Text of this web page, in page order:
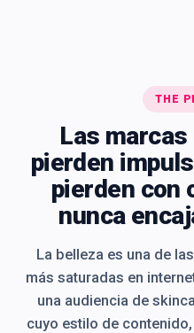
THE
Las
pierden
pierden con
nunca
La belleza es una de
más saturadas en
una audiencia de
cuyo estilo de